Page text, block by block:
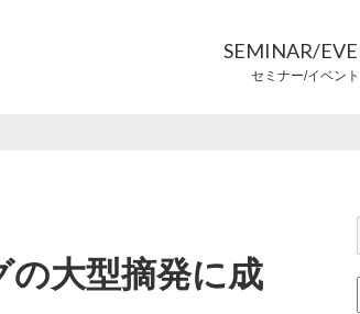
SEMINAR/
セミナー/イベント
大型摘発に成